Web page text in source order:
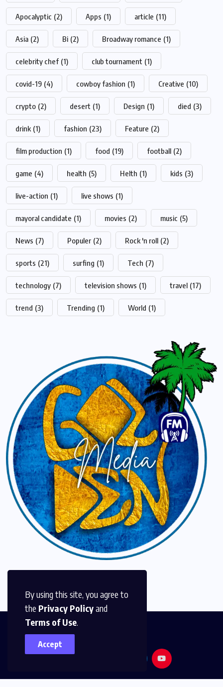
By using this site, you agree to
the Privacy Policyand
Terms of Use.
Accept
Apocalyptic (2) Apps (1) article (11)
Asia (2) Bi (2) Broadway romance (1)
celebrity chef (1) club tournament (1)
covid-19 (4) cowboy fashion (1) Creative (10)
crypto (2) desert (1) Design (1) died (3)
drink (1) fashion (23) Feature (2)
film production (1) food (19) football (2)
game (4) health (5) Helth (1) kids (3)
live-action (1) live shows (1)
mayoral candidate (1) movies (2) music (5)
News (7) Populer (2) Rock 'n roll (2)
sports (21) surfing (1) Tech (7)
technology (7) television shows (1) travel (17)
trend (3) Trending (1) World (1)